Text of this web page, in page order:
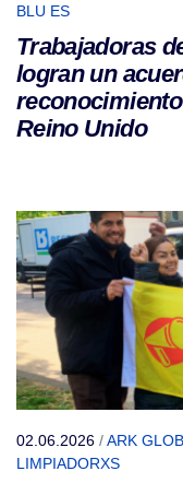
BLU ES
Trabajadoras
logran un
Reino Unido
02.06.2026 /ARK
LIMPIADORXS